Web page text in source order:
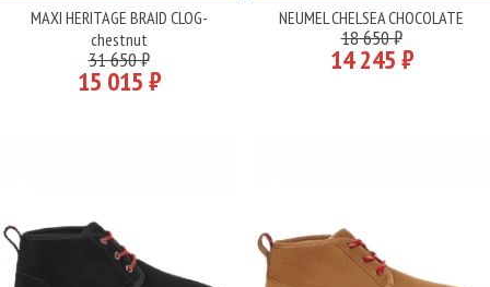
MAXI HERITAGE BRAID CLOG-
chestnut
31 650 ₽
15 015 ₽
NEUMEL CHELSEA CHOCOLATE
18 650 ₽
14 245 ₽